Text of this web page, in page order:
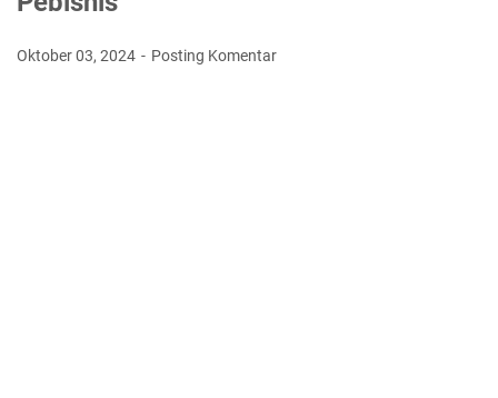
Oktober 03, 2024 Posting Komentar